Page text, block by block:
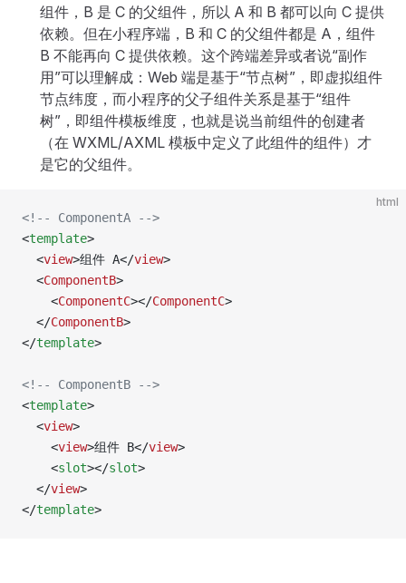
组件，B 是 C 的父组件，所以 A 和 B 都可以向 C 提供
依赖。但在小程序端，B 和 C 的父组件都是 A，组件
B 不能再向 C 提供依赖。这个跨端差异或者说“副作
用”可以理解成：Web 端是基于“节点树”，即虚拟组件
节点纬度，而小程序的父子组件关系是基于“组件
树”，即组件模板维度，也就是说当前组件的创建者
（在 WXML/AXML 模板中定义了此组件的组件）才
是它的父组件。
html
<!-- ComponentA -->
<template>
  <
view>组件 A</view>
  <
ComponentB>
    <
ComponentC></ComponentC>
  </
ComponentB>
</template>
<!-- ComponentB -->
<template>
  <
view>
    <
view>组件 B</view>
    <
slot></slot>
  </
view>
</template>